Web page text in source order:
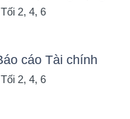
2, 4, 6
cáo Tài chính
2, 4, 6